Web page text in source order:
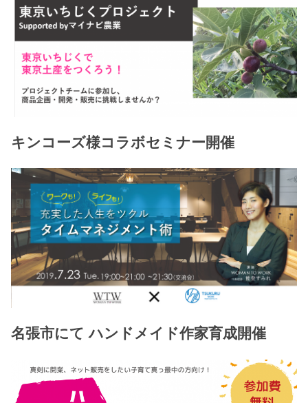
キンコーズ様コラボセミナー開催
名張市にて ハンドメイド作家育成開催